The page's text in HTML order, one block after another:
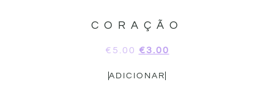
CORAÇÃO
€ 5.00 €3.00
ADICIONAR